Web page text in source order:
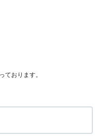
ております。